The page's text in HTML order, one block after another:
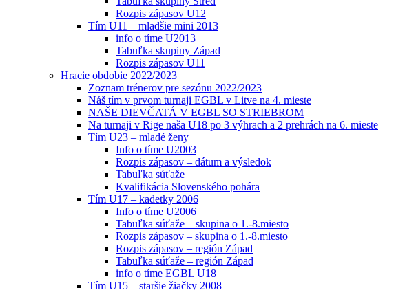
Rozpis zápasov U12
Tím U11 – mladšie mini 2013
info o tíme U2013
Tabuľka skupiny Západ
Rozpis zápasov U11
Hracie obdobie 2022/2023
Zoznam trénerov pre sezónu 2022/2023
Náš tím v prvom turnaji EGBL v Litve na 4. mieste
NAŠE DIEVČATÁ V EGBL SO STRIEBROM
Na turnaji v Rige naša U18 po 3 výhrach a 2 prehrách na 6. mieste
Tím U23 – mladé ženy
Info o tíme U2003
Rozpis zápasov – dátum a výsledok
Tabuľka súťaže
Kvalifikácia Slovenského pohára
Tím U17 – kadetky 2006
Info o tíme U2006
Tabuľka súťaže – skupina o 1.-8.miesto
Rozpis zápasov – skupina o 1.-8.miesto
Rozpis zápasov – región Západ
Tabuľka súťaže – región Západ
info o tíme EGBL U18
Tím U15 – staršie žiačky 2008